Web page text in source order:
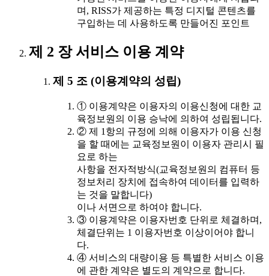
며, RISS가 제공하는 특정 디지털 콘텐츠를
구입하는 데 사용하도록 만들어진 포인트
제 2 장 서비스 이용 계약
제 5 조 (이용계약의 성립)
① 이용계약은 이용자의 이용신청에 대한 교
육정보원의 이용 승낙에 의하여 성립됩니다.
② 제 1항의 규정에 의해 이용자가 이용 신청
을 할 때에는 교육정보원이 이용자 관리시 필
요로 하는
사항을 전자적방식(교육정보원의 컴퓨터 등
정보처리 장치에 접속하여 데이터를 입력하
는 것을 말합니다)
이나 서면으로 하여야 합니다.
③ 이용계약은 이용자번호 단위로 체결하며,
체결단위는 1 이용자번호 이상이어야 합니
다.
④ 서비스의 대량이용 등 특별한 서비스 이용
에 관한 계약은 별도의 계약으로 합니다.